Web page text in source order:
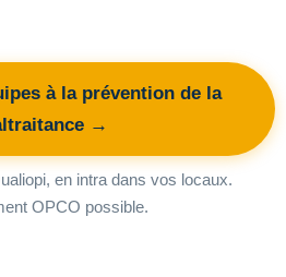
à la prévention de la
→
en intra dans vos locaux.
OPCO possible.